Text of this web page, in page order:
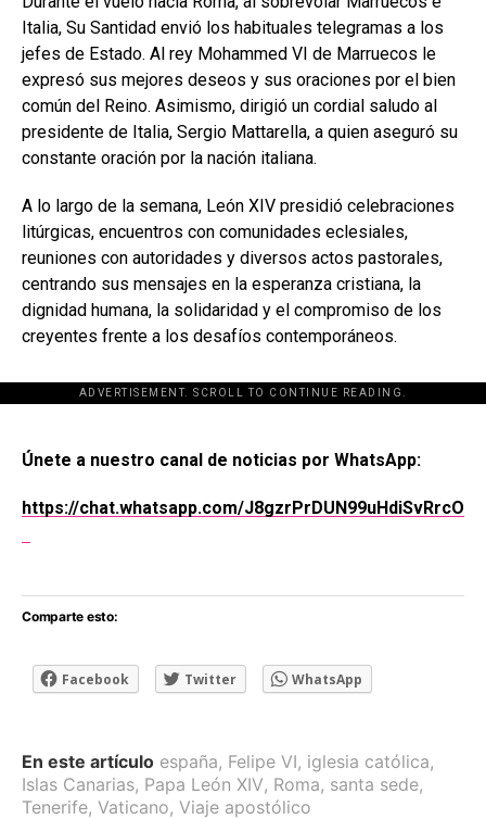
Italia, Su Santidad envió los habituales telegramas a los
jefes de Estado. Al rey Mohammed VI de Marruecos le
expresó sus mejores deseos y sus oraciones por el bien
común del Reino. Asimismo, dirigió un cordial saludo al
presidente de Italia, Sergio Mattarella, a quien aseguró su
constante oración por la nación italiana.
A lo largo de la semana, León XIV presidió celebraciones
litúrgicas, encuentros con comunidades eclesiales,
reuniones con autoridades y diversos actos pastorales,
centrando sus mensajes en la esperanza cristiana, la
dignidad humana, la solidaridad y el compromiso de los
creyentes frente a los desafíos contemporáneos.
ADVERTISEMENT. SCROLL TO CONTINUE READING.
[adsforwp id="243463"]
Únete a nuestro canal de noticias por WhatsApp:
https://chat.whatsapp.com/J8gzrPrDUN99uHdiSvRrcO
Comparte esto:
Facebook Twitter WhatsApp
En este artículo españa, Felipe VI, iglesia católica,
Islas Canarias, Papa León XIV, Roma, santa sede,
Tenerife, Vaticano, Viaje apostólico